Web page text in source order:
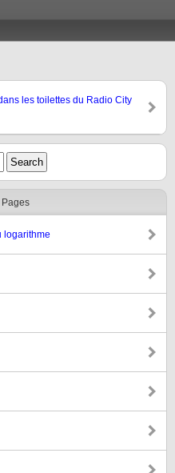
les toilettes du Radio City
Pages
logarithme